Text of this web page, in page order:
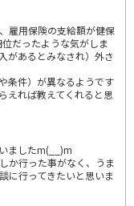
雇用保険の支給額が健保
だったような気がしま
があるとみなされ）外さ
条件）が異なるようです
えれば教えてくれると思
ましたm(__)m
か行った事がなく、うま
に行ってきたいと思いま